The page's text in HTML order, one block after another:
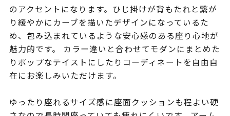
のアクセントになります。ひじ掛けが背もたれと繋が
り緩やかにカーブを描いたデザインになっているた
め、包み込まれているような安心感のある座り心地が
魅力的です。 カラー違いと合わせてモダンにまとめた
りポップなテイストにしたりコーディネートを自由自
在にお楽しみいただけます。
ゆったり座れるサイズ感に座面クッションも程よい硬